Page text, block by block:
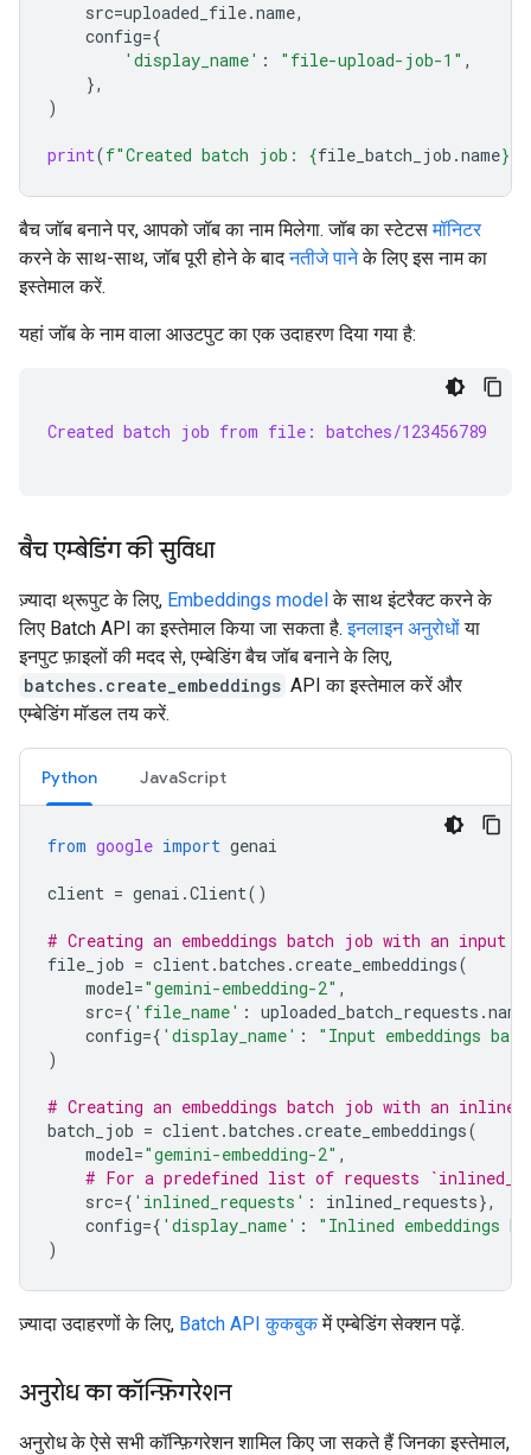
src=uploaded_file.name,
config={
'display_name' : "file-upload-job-1" ,
},
)
print(f"Created batch job: {file_batch_job .name}
बैच जॉब बनाने पर, आपको जॉब का नाम मिलेगा. जॉब का स्टेटसमॉनिटर
करने के साथ-साथ, जॉब पूरी होने के बादनतीजे पानेके लिए इस नाम का
इस्तेमाल करें.
यहां जॉब के नाम वाला आउटपुट का एक उदाहरण दिया गया है:
Created batch job from file: batches/123456789
बैच एम्बेडिंग की सुविधा
ज़्यादा थ्रूपुट के लिए, Embeddings modelके साथ इंटरैक्ट करने के
लिए Batch API का इस्तेमाल किया जा सकता है.इनलाइन अनुरोधोंया
इनपुट फ़ाइलों की मदद से, एम्बेडिंग बैच जॉब बनाने के लिए,
batches.create_embeddings API का इस्तेमाल करें और
एम्बेडिंग मॉडल तय करें.
Python JavaScript
from google import genai
client = genai .Client()
# Creating an embeddings batch job with an input
file_job = client.batches .create_embeddings(
model="gemini-embedding-2" ,
src={ 'file_name' : uploaded_batch_requests .name
config={ 'display_name' :
"Input embeddings
)
# Creating an embeddings batch job with an inline
batch_job = client.batches .create_embeddings(
model="gemini-embedding-2" ,
# For a predefined list of requests
src={ 'inlined_requests' : inlined_requests},
config={ 'display_name' :
"Inlined embeddings
)
ज़्यादा उदाहरणों के लिए, Batch API कुकबुकमें एम्बेडिंग सेक्शन पढ़ें.
अनुरोध का कॉन्फ़िगरेशन
अनुरोध के ऐसे सभी कॉन्फ़िगरेशन शामिल किए जा सकते हैं जिनका इस्तेमाल,